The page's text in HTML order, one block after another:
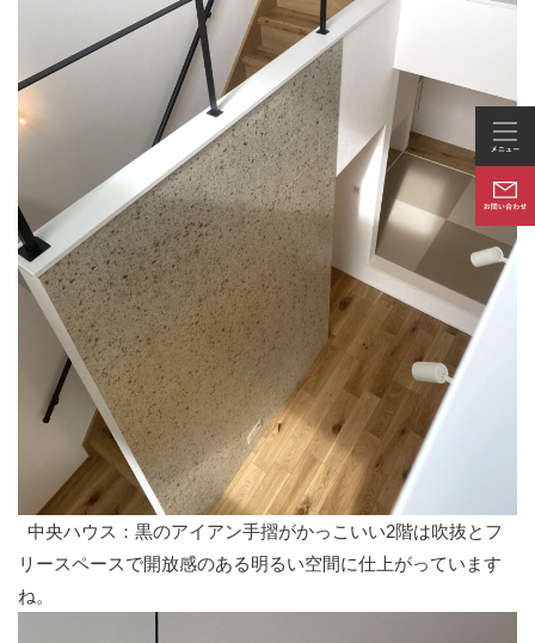
中央ハウス：黒のアイアン手摺がかっこいい2階は吹抜とフ
リースペースで開放感のある明るい空間に仕上がっています
ね。